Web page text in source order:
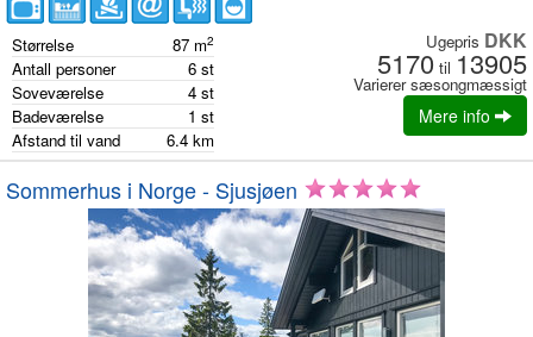
Størrelse 87 m2
Antall personer 6 st
Soveværelse
4 st
Badeværelse
1 st
Afstand til vand
6.4 km
Ugepris DKK
5170 til 13905
Varierer sæsongmæssigt
Mere info
Sommerhus i Norge - Sjusjøen